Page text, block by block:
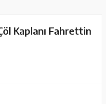
Kaplanı Fahrettin